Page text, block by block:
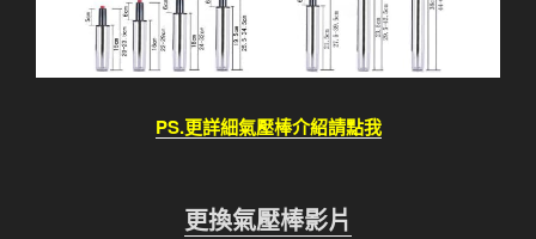
PS.更詳細氣壓棒介紹請點我
更換氣壓棒影片